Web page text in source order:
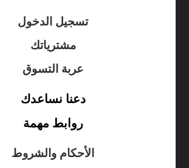
تسجيل الدخول
مشترياتك
عربة التسوق
دعنا نساعدك
روابط مهمة
الأحكام والشروط